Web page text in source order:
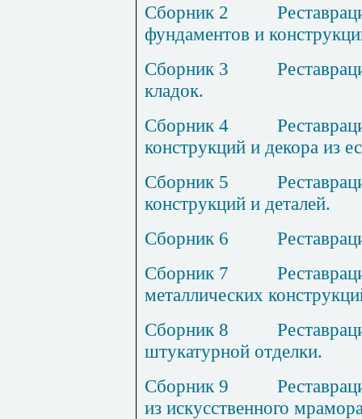
Сборник 2 Р
фундаментов и
Сборник 3 Р
кладок.
Сборник 4 Р
конструкций и декора из
Сборник 5 Р
конструкций и деталей.
Сборник 6 Р
Сборник 7 Р
металлических
Сборник 8 Р
штукатурной отделки.
Сборник 9 Р
из искусственного